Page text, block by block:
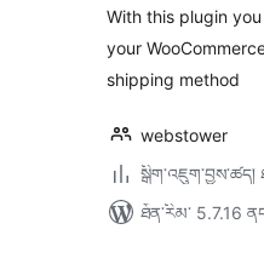
With this plugin
your
shipping method
webstower
སྒྲིག་འཇུག་བྱས་ཚད།
ཐོན་རིམ་ 5.7.16